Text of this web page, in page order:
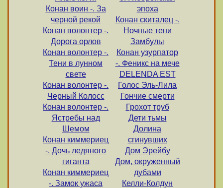
Конан воин -. За
черной рекой
Конан волонтер -.
Дорога орлов
Конан волонтер -.
Тени в лунном
свете
Конан волонтер -.
Черный Колосс
Конан волонтер -.
Ястребы над
Шемом
Конан киммериец
-. Дочь ледяного
гиганта
Конан киммериец
-. Замок ужаса
эпоха
Конан скиталец -.
Ночные тени
Замбулы
Конан узурпатор
-. Феникс на мече
DELENDA EST
Голос Эль-Лила
Гончие смерти
Грохот труб
Дети тьмы
Долина
сгинувших
Дом Эрейбу
Дом, окруженный
дубами
Келли-Колдун